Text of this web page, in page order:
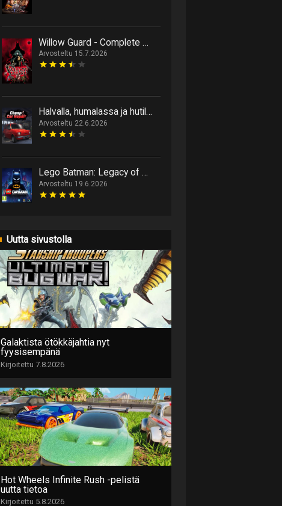
Willow Guard - Complete Edition on hack 'n' slash -retki eläinten valtakuntaan
Arvosteltu 15.7.2026
Halvalla, humalassa ja hutiloiden: Cheap Car Repair on aito kolmen H:n autonhuoltosimulaattori
Arvosteltu 22.6.2026
Lego Batman: Legacy of The Dark Knight on sydämellinen paluu Gotham Cityn palikkakaduille
Arvosteltu 19.6.2026
Uutta sivustolla
Galaktista ötökkäjahtia nyt
fyysisempänä
Kirjoitettu 7.8.2026
Hot Wheels Infinite Rush -pelistä
uutta tietoa
Kirjoitettu 5.8.2026